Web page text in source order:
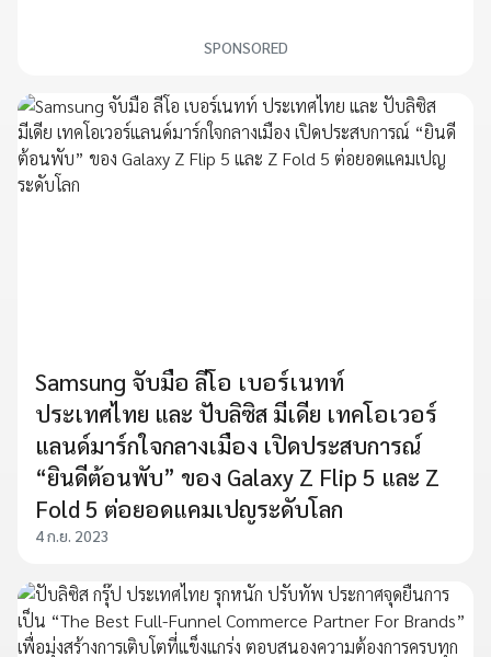
SPONSORED
Samsung จับมือ ลีโอ เบอร์เนทท์
ประเทศไทย และ ปับลิซิส มีเดีย เทคโอเวอร์
แลนด์มาร์กใจกลางเมือง เปิดประสบการณ์
“ยินดีต้อนพับ” ของ Galaxy Z Flip 5 และ Z
Fold 5 ต่อยอดแคมเปญระดับโลก
4 ก.ย. 2023